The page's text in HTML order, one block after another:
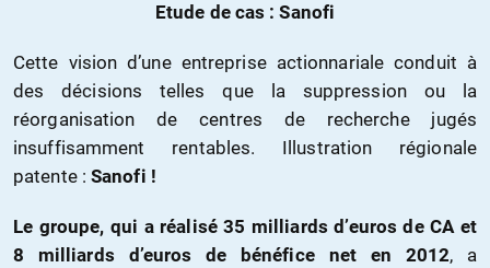
Etude de cas : Sanofi
Cette vision d’une entreprise actionnariale conduit à
des décisions telles que la suppression ou la
réorganisation de centres de recherche jugés
insuffisamment rentables. Illustration régionale
patente : Sanofi !
Le groupe, qui a réalisé 35 milliards d’euros de CA et
8 milliards d’euros de bénéfice net en 2012, a